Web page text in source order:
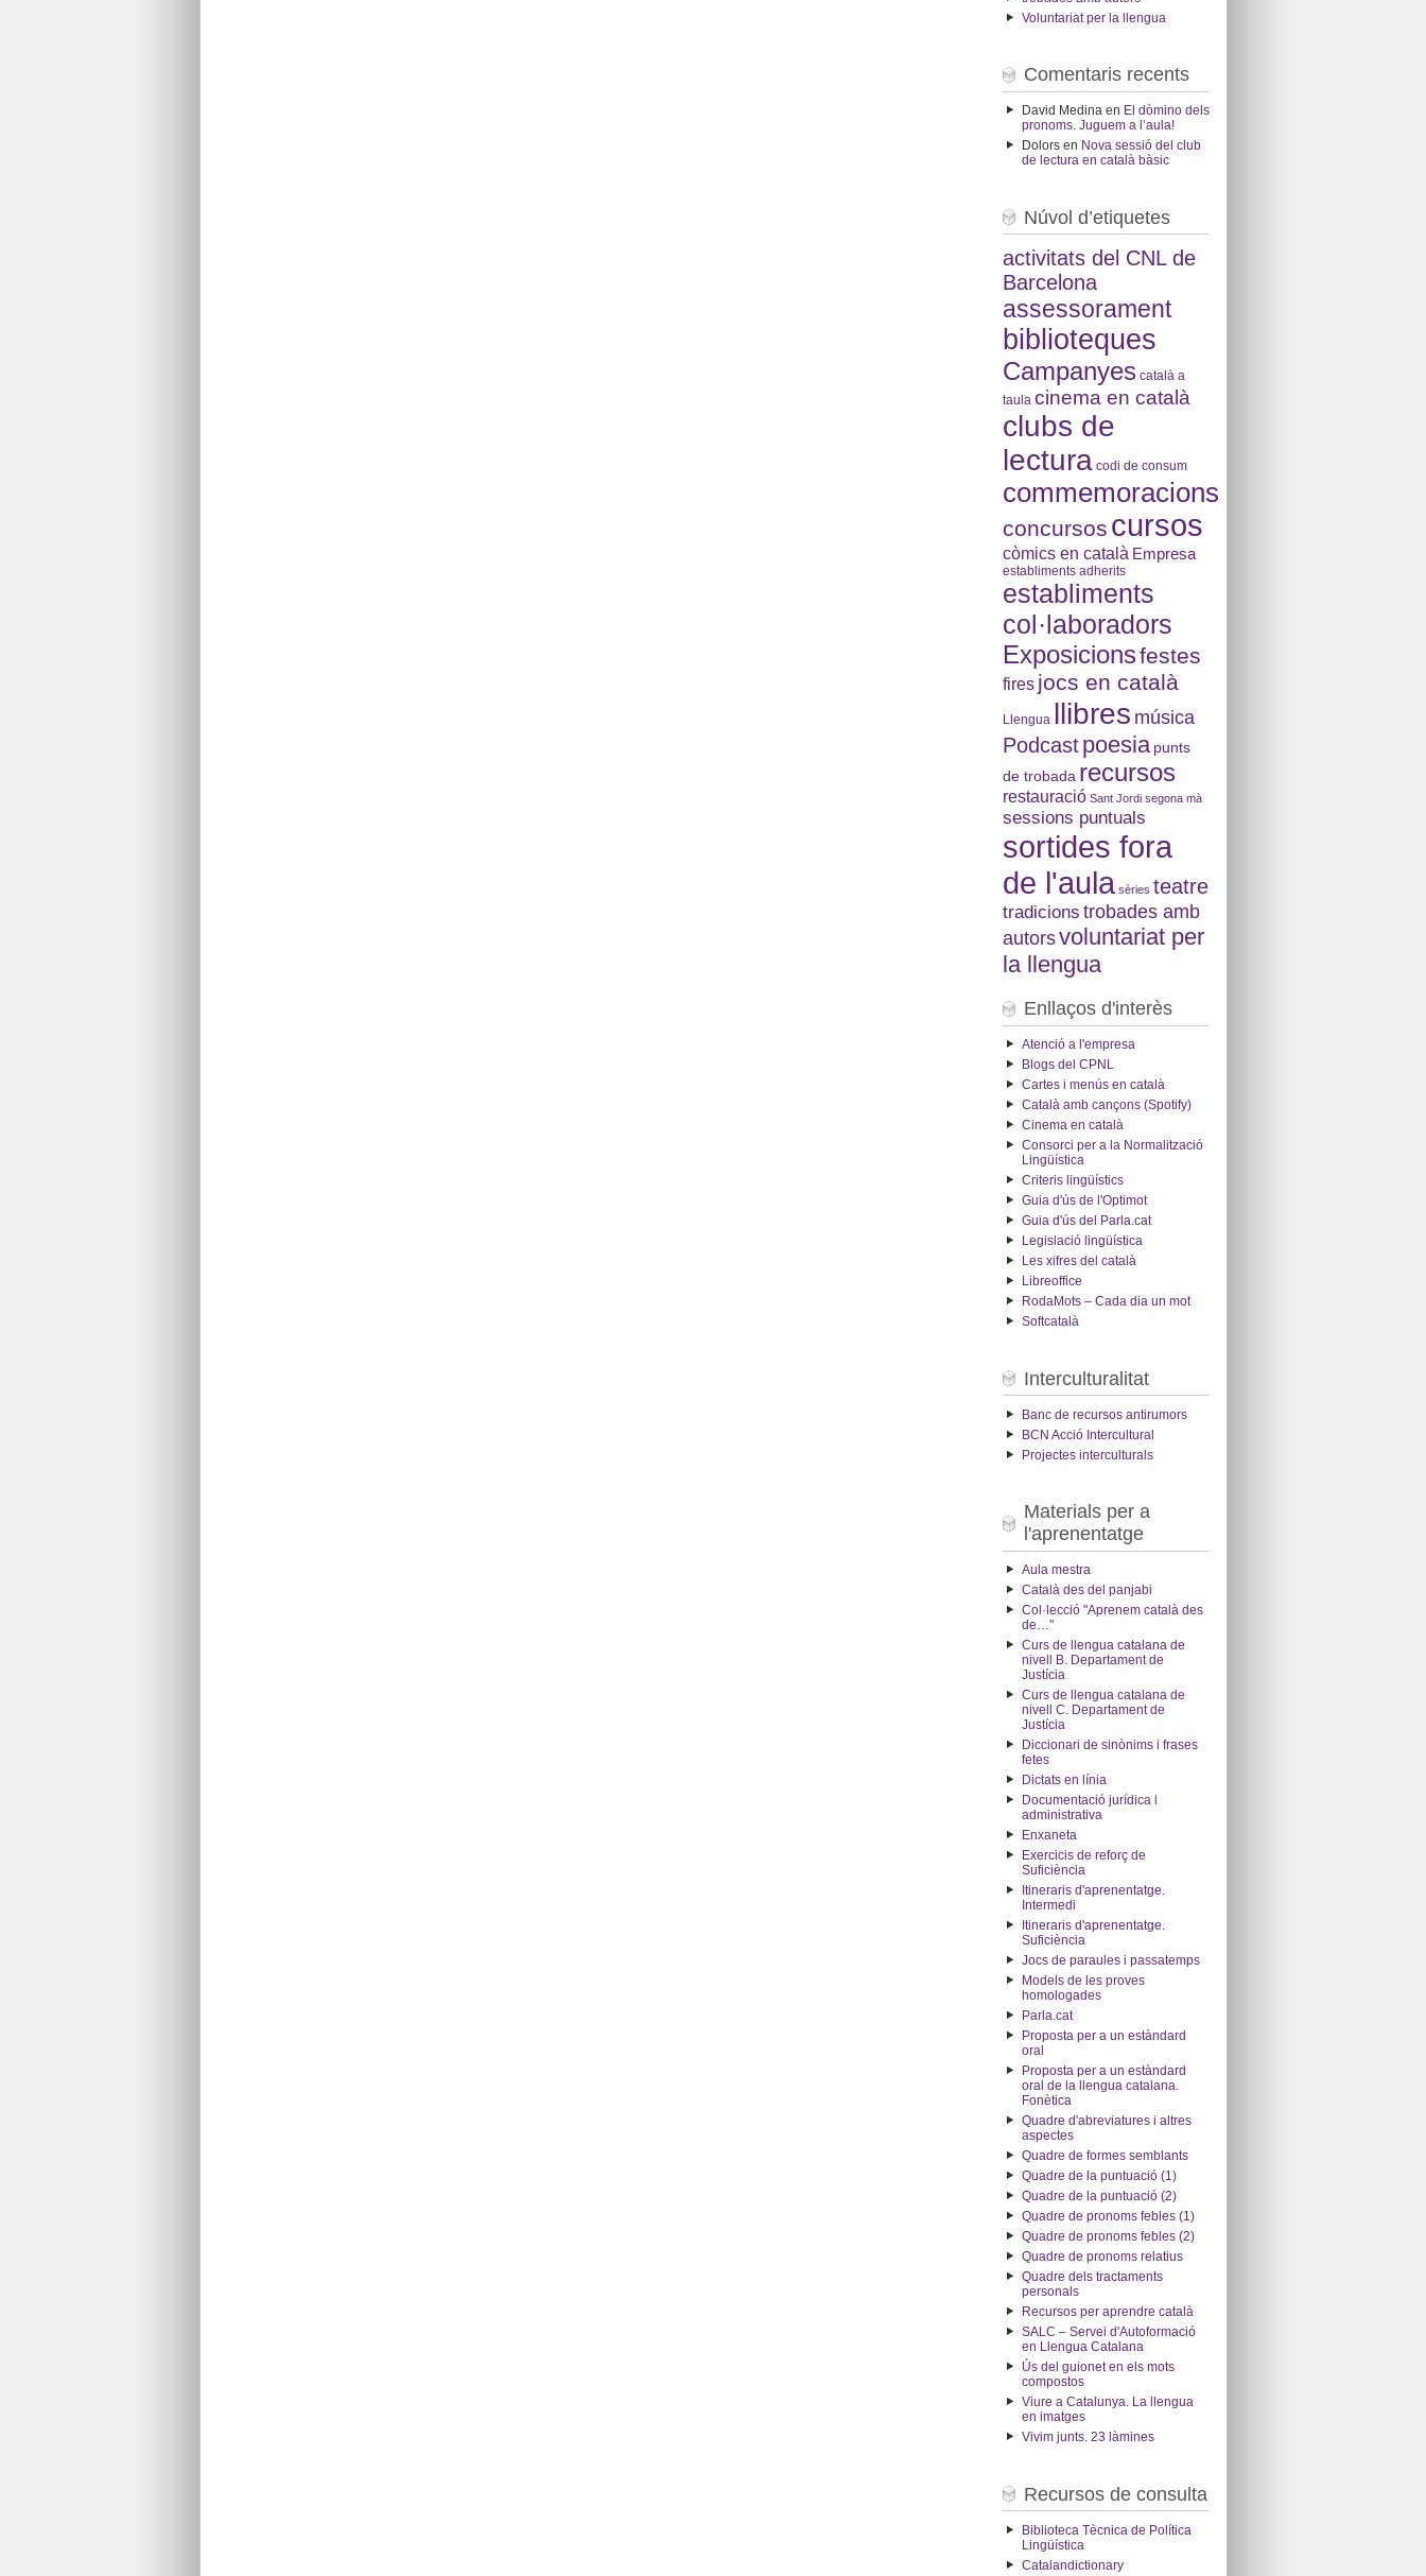
Voluntariat per la llengua
Comentaris recents
David Medinaen El dòmino dels
pronoms. Juguem a l’aula!
Dolorsen Nova sessió del club
de lectura en català bàsic
Núvol d’etiquetes
activitats del CNL de
Barcelona
assessorament
biblioteques
Campanyes català a
taula cinema en català
clubs de
lectura codi de consum
commemoracions
concursos cursos
còmics en català Empresa
establiments adherits
establiments
col·laboradors
Exposicionsfestes
fires jocs en català
Llengua llibres música
Podcast poesia punts
de trobada recursos
restauració Sant Jordi segona mà
sessions puntuals
sortides fora
de l'aula sèries teatre
tradicions trobades amb
autorsvoluntariat per
la llengua
Enllaços d'interès
Atenció a l'empresa
Blogs del CPNL
Cartes i menús en català
Català amb cançons (Spotify)
Cinema en català
Consorci per a la Normalització
Lingüística
Criteris lingüístics
Guia d'ús de l'Optimot
Guia d'ús del Parla.cat
Legislació lingüística
Les xifres del català
Libreoffice
RodaMots – Cada dia un mot
Softcatalà
Interculturalitat
Banc de recursos antirumors
BCN Acció Intercultural
Projectes interculturals
Materials per a
l'aprenentatge
Aula mestra
Català des del panjabi
Col·lecció "Aprenem català des
de…"
Curs de llengua catalana de
nivell B. Departament de
Justícia
Curs de llengua catalana de
nivell C. Departament de
Justícia
Diccionari de sinònims i frases
fetes
Dictats en línia
Documentació jurídica i
administrativa
Enxaneta
Exercicis de reforç de
Suficiència
Itineraris d'aprenentatge.
Intermedi
Itineraris d'aprenentatge.
Suficiència
Jocs de paraules i passatemps
Models de les proves
homologades
Parla.cat
Proposta per a un estàndard
oral
Proposta per a un estàndard
oral de la llengua catalana.
Fonètica
Quadre d'abreviatures i altres
aspectes
Quadre de formes semblants
Quadre de la puntuació (1)
Quadre de la puntuació (2)
Quadre de pronoms febles (1)
Quadre de pronoms febles (2)
Quadre de pronoms relatius
Quadre dels tractaments
personals
Recursos per aprendre català
SALC – Servei d'Autoformació
en Llengua Catalana
Ús del guionet en els mots
compostos
Viure a Catalunya. La llengua
en imatges
Vivim junts. 23 làmines
Recursos de consulta
Biblioteca Tècnica de Política
Lingüística
Catalandictionary